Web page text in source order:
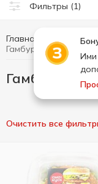
Фильтры (1)
Ими
Главная
Гамбургеры
Очистить все